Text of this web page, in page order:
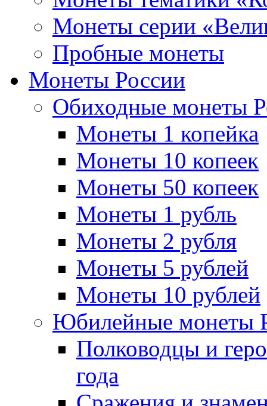
Монеты серии
Пробные монеты
Монеты России
Обиходные монеты
Монеты 1 копейка
Монеты 10 копеек
Монеты 50 копеек
Монеты 1 рубль
Монеты 2 рубля
Монеты 5 рублей
Монеты 10 рублей
Юбилейные монеты
Полководцы и
года